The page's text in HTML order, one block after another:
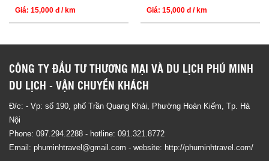
Giá: 15,000 đ / km Giá: 15,000 đ / km
CÔNG TY ĐẦU TƯ THƯƠNG MẠI VÀ DU LỊCH PHÚ MINH
DU LỊCH - VẬN CHUYỂN KHÁCH
Đ/c: - Vp: số 190, phố Trần Quang Khải, Phường Hoàn Kiếm, Tp. Hà
Nội
Phone: 097.294.2288 - hotline: 091.321.8772
Email: phuminhtravel@gmail.com - website: http://phuminhtravel.com/